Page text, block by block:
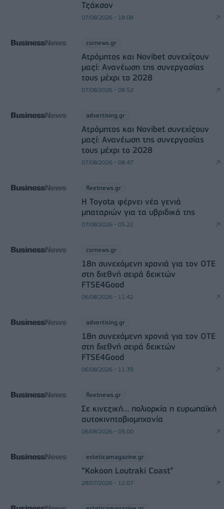
Τζάκσον
07/08/2026 - 18:08
csrnews.gr
Ατρόμητος και Novibet συνεχίζουν
μαζί: Ανανέωση της συνεργασίας
τους μέχρι το 2028
07/08/2026 - 08:52
advertising.gr
Ατρόμητος και Novibet συνεχίζουν
μαζί: Ανανέωση της συνεργασίας
τους μέχρι το 2028
07/08/2026 - 08:47
fleetnews.gr
Η Toyota φέρνει νέα γενιά
μπαταριών για τα υβριδικά της
07/08/2026 - 05:22
csrnews.gr
18η συνεχόμενη χρονιά για τον ΟΤΕ
στη διεθνή σειρά δεικτών
FTSE4Good
06/08/2026 - 11:42
advertising.gr
18η συνεχόμενη χρονιά για τον ΟΤΕ
στη διεθνή σειρά δεικτών
FTSE4Good
06/08/2026 - 11:39
fleetnews.gr
Σε κινεζική… πολιορκία η ευρωπαϊκή
αυτοκινητοβιομηχανία
06/08/2026 - 05:00
esteticamagazine.gr
“Kokoon Loutraki Coast”
28/07/2026 - 12:07